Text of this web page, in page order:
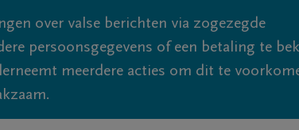
over valse berichten via zogezegde
persoonsgegevens of een betaling te
meerdere acties om dit te